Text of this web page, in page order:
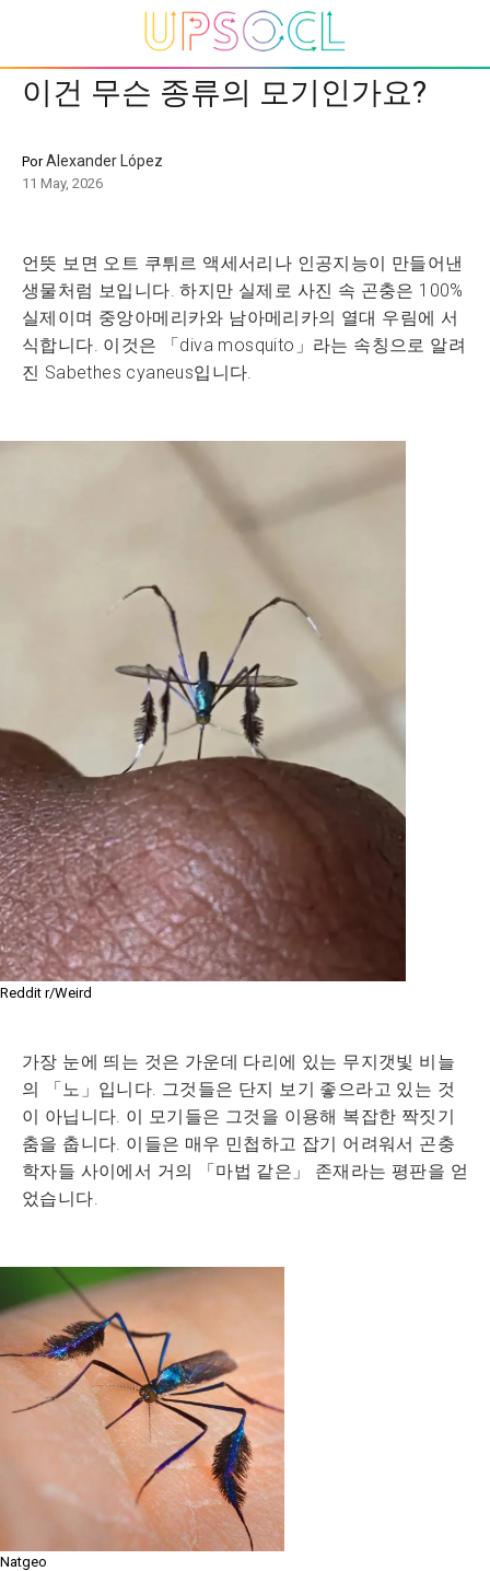
이건 무슨 종류의 모기인가요?
PorAlexander López
11 May, 2026
언뜻 보면 오트 쿠튀르 액세서리나 인공지능이 만들어낸
생물처럼 보입니다. 하지만 실제로 사진 속 곤충은 100%
실제이며 중앙아메리카와 남아메리카의 열대 우림에 서
식합니다. 이것은 「diva mosquito」라는 속칭으로 알려
진 Sabethes cyaneus입니다.
Reddit r/Weird
가장 눈에 띄는 것은 가운데 다리에 있는 무지갯빛 비늘
의 「노」입니다. 그것들은 단지 보기 좋으라고 있는 것
이 아닙니다. 이 모기들은 그것을 이용해 복잡한 짝짓기
춤을 춥니다. 이들은 매우 민첩하고 잡기 어려워서 곤충
학자들 사이에서 거의 「마법 같은」 존재라는 평판을 얻
었습니다.
Natgeo